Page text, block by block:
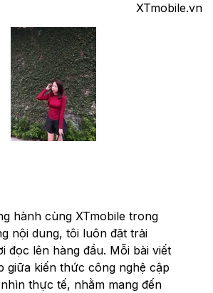
XTmobile.vn
hành cùng XTmobile trong
nội dung, tôi luôn đặt trải
đọc lên hàng đầu. Mỗi bài viết
giữa kiến thức công nghệ cập
thực tế, nhằm mang đến